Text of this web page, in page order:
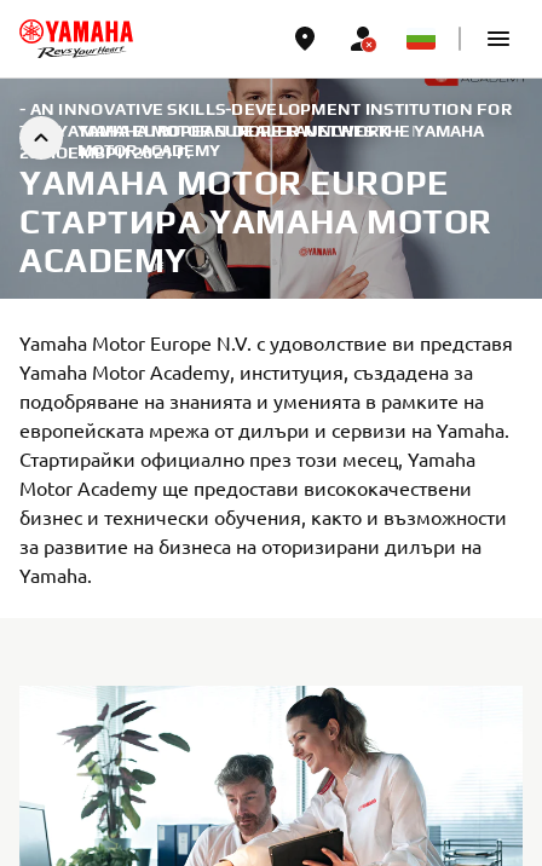
YAMAHA MOTOR EUROPE LAUNCHES THE YAMAHA
MOTOR ACADEMY
- AN INNOVATIVE SKILLS-DEVELOPMENT INSTITUTION FOR
THE YAMAHA EUROPEAN DEALER NETWORK - |
28 НОЕМВРИ 2021 Г.
YAMAHA MOTOR EUROPE
СТАРТИРА YAMAHA MOTOR
ACADEMY
Yamaha Motor Europe N.V. с удоволствие ви представя
Yamaha Motor Academy, институция, създадена за
подобряване на знанията и уменията в рамките на
европейската мрежа от дилъри и сервизи на Yamaha.
Стартирайки официално през този месец, Yamaha
Motor Academy ще предостави висококачествени
бизнес и технически обучения, както и възможности
за развитие на бизнеса на оторизирани дилъри на
Yamaha.